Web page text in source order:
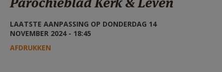
AANMELDEN OF REGISTREREN
LAATSTE AANPASSING OP DONDERDAG 14
NOVEMBER 2024 - 18:45
AFDRUKKEN